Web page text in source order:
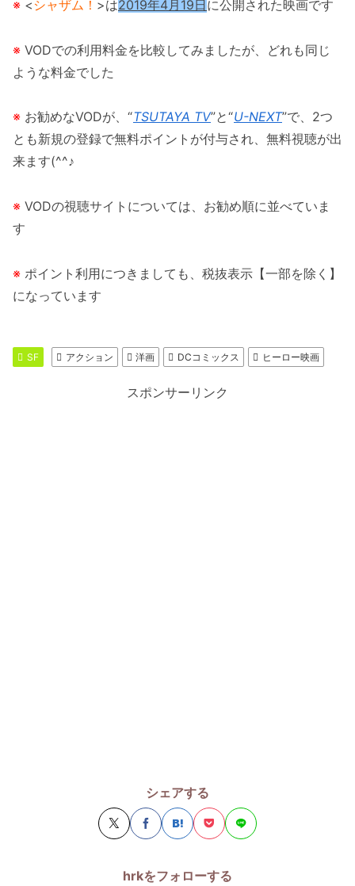
※ < シャザム！ >は2019年4月19日 に公開された映画です
※ VODでの利用料金を比較してみましたが、どれも同じ
ような料金でした
※ お勧めなVODが、“TSUTAYA TV”と“U-NEXT”で、2つ
とも新規の登録で無料ポイントが付与され、無料視聴が出
来ます(^^♪
※ VODの視聴サイトについては、お勧め順に並べていま
す
※ ポイント利用につきましても、税抜表示【一部を除く】
になっています
SF アクション 洋画 DCコミックス ヒーロー映画
スポンサーリンク
シェアする
hrkをフォローする